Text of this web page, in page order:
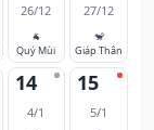
26/12
🐐
Quý Mùi
27/12
🐒
Giáp Thân
14
4/1
15
5/1